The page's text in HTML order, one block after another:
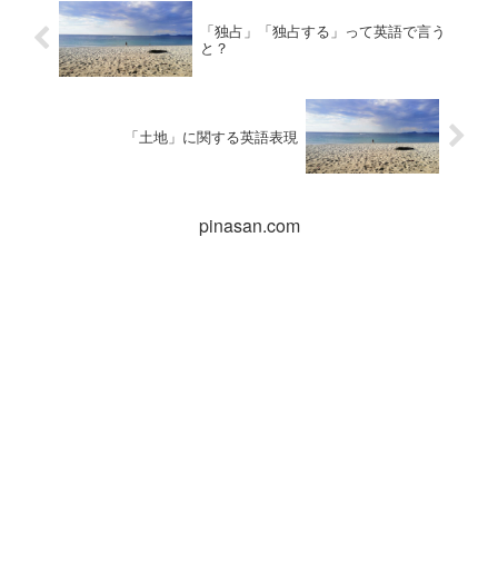
「独占」「独占する」って英語で言う
と？
「土地」に関する英語表現
pinasan.com